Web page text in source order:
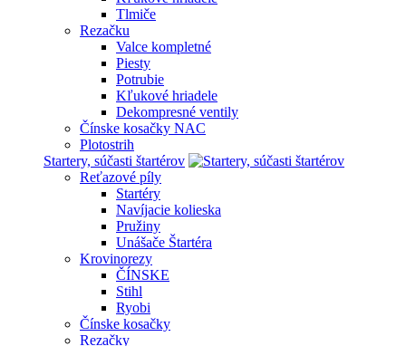
Tlmiče
Rezačku
Valce kompletné
Piesty
Potrubie
Kľukové hriadele
Dekompresné ventily
Čínske kosačky NAC
Plotostrih
Startery, súčasti štartérov
Reťazové píly
Startéry
Navíjacie kolieska
Pružiny
Unášače Štartéra
Krovinorezy
ČÍNSKE
Stihl
Ryobi
Čínske kosačky
Rezačky